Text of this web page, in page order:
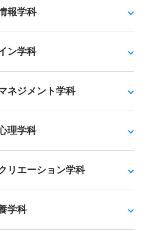
報学科
ン学科
ネジメント学科
理学科
リエーション学科
学科